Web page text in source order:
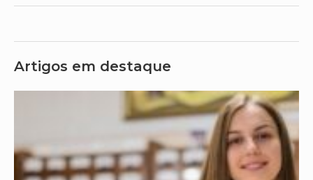
Artigos em destaque